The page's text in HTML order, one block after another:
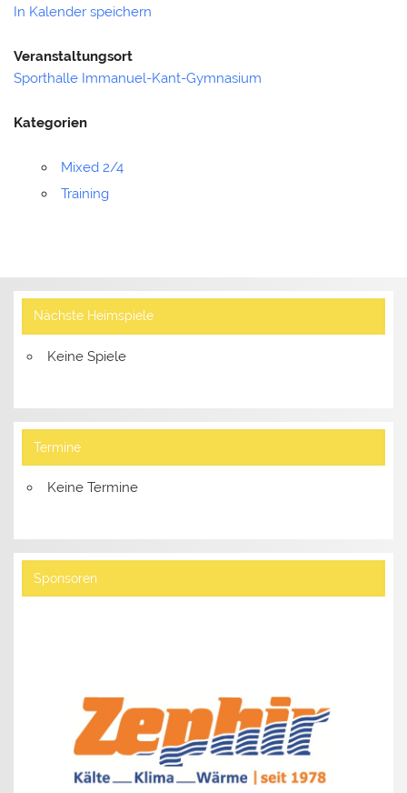
In Kalender speichern
Veranstaltungsort
Sporthalle Immanuel-Kant-Gymnasium
Kategorien
Mixed 2/4
Training
Nächste Heimspiele
Keine Spiele
Termine
Keine Termine
Sponsoren